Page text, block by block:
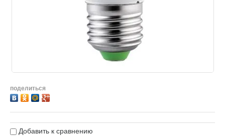
поделиться
Добавить к сравнению